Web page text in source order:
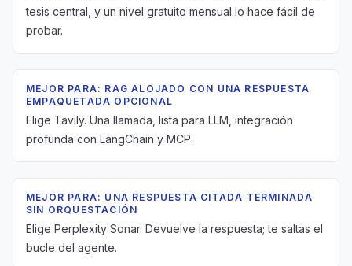
tesis central, y un nivel gratuito mensual lo hace fácil de
probar.
MEJOR PARA: RAG ALOJADO CON UNA RESPUESTA
EMPAQUETADA OPCIONAL
Elige Tavily. Una llamada, lista para LLM, integración
profunda con LangChain y MCP.
MEJOR PARA: UNA RESPUESTA CITADA TERMINADA
SIN ORQUESTACIÓN
Elige Perplexity Sonar. Devuelve la respuesta; te saltas el
bucle del agente.